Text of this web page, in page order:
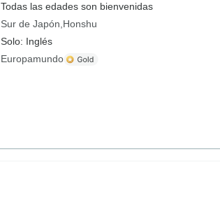
Todas las edades son bienvenidas
Sur de Japón Honshu
Solo: Inglés
Europamundo